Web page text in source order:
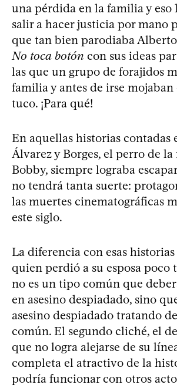
una pérdida en la familia y eso
salir a hacer justicia por mano
que tan bien parodiaba
No toca botón con sus ideas
las que un grupo de forajidos
familia y antes de irse mojaban
tuco. ¡Para qué!
En aquellas historias contadas
Álvarez y Borges, el perro de
Bobby, siempre lograba
no tendrá tanta suerte:
las muertes cinematográficas
este siglo.
La diferencia con esas
quien perdió a su esposa poco
no es un tipo común que
en asesino despiadado, sino
asesino despiadado tratando
común. El segundo cliché, el
que no logra alejarse de su
completa el atractivo de la
podría funcionar con otros